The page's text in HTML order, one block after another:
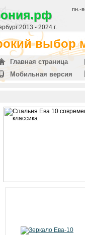
2013 - 2024 г.
пн.-
выбор
Главная страница
Мобильная версия